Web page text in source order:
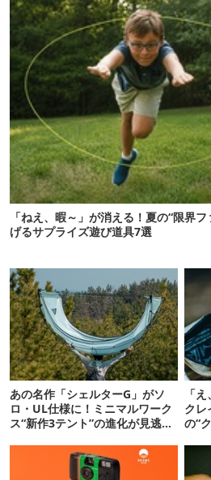
「ねえ、暇～」が消える！夏の“限界
げるサプライズ遊び道具7選
あの名作「シェルターG」がソ
ロ・UL仕様に！ミニマルワーク
ス“新作3テント”の進化が見逃せ
「
クレ
の“